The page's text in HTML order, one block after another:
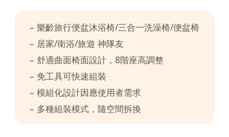
– 樂齡旅行便盆沐浴椅/三合一洗澡椅/便盆椅
– 居家/衛浴/旅遊 神隊友
– 舒適曲面椅面設計，8階座高調整
– 免工具可快速組裝
– 模組化設計因應使用者需求
– 多種組裝模式，隨空間拆換